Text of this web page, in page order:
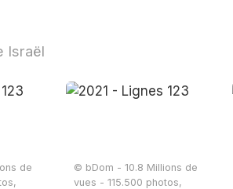
Israël
de
© bDom - 10.8 Millions de
vues - 115.500 photos,